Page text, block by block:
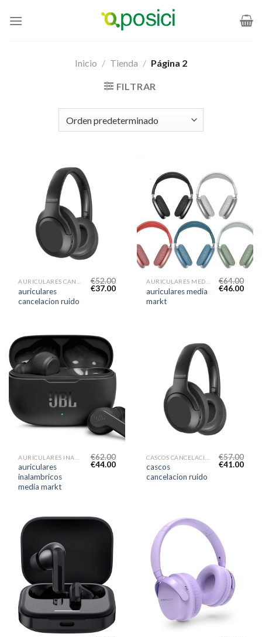
Inicio / Tienda / Página 2
FILTRAR
auriculares
cancelacion ruido
€52.00
€37.00
auriculares media
markt
€64.00
€46.00
auriculares
inalambricos
media markt
€62.00
€44.00
cascos
cancelacion ruido
€57.00
€41.00